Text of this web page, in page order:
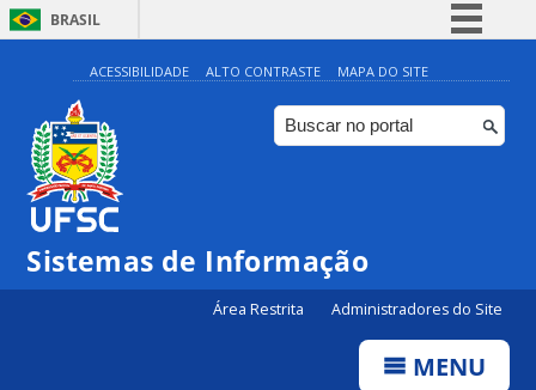
BRASIL
Simplifique!
Comunica BR
Participe
Canais
ACESSIBILIDADE ALTO CONTRASTE MAPA DO SITE
Sistemas de Informação
Área Restrita Administradores do Site
MENU